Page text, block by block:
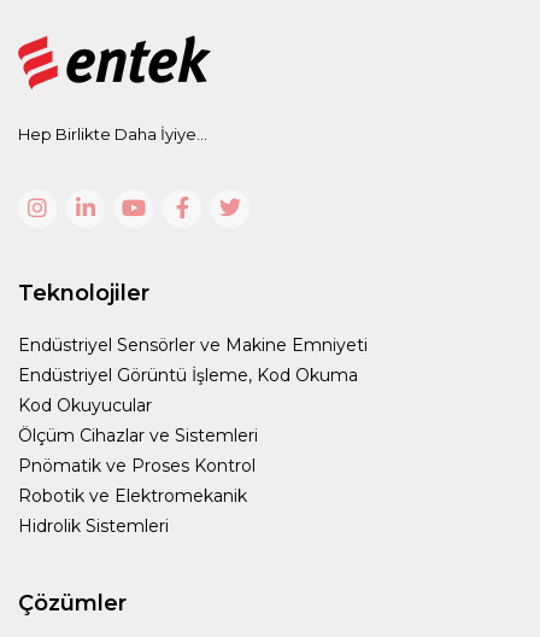
Hep Birlikte Daha İyiye...
Teknolojiler
Endüstriyel Sensörler ve Makine Emniyeti
Endüstriyel Görüntü İşleme, Kod Okuma
Kod Okuyucular
Ölçüm Cihazlar ve Sistemleri
Pnömatik ve Proses Kontrol
Robotik ve Elektromekanik
Hidrolik Sistemleri
Çözümler